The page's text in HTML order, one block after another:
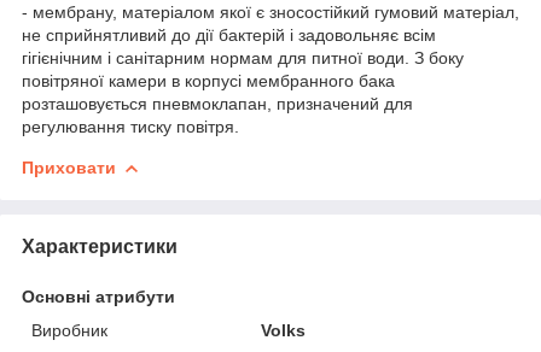
- мембрану, матеріалом якої є зносостійкий гумовий матеріал,
не сприйнятливий до дії бактерій і задовольняє всім
гігієнічним і санітарним нормам для питної води. З боку
повітряної камери в корпусі мембранного бака
розташовується пневмоклапан, призначений для
регулювання тиску повітря.
Приховати
Характеристики
Основні атрибути
Виробник
Volks